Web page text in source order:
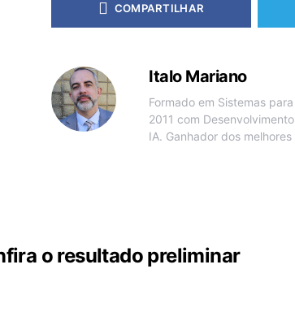
COMPARTILHAR
Italo Mariano
Formado em Sistemas
2011 com
IA. Ganhador dos
o resultado preliminar